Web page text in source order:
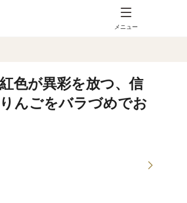
メニュー
色が異彩を放つ、信
んごをバラづめでお